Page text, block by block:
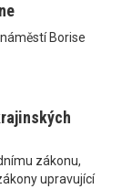
Borise
zákonu,
upravující